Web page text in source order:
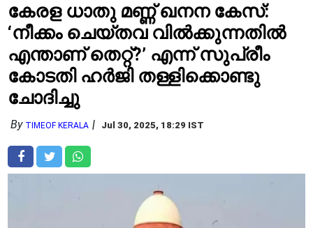
കേരള ധാതു മണ്ണ് ഖനന കേസ്:
‘നീക്കം ചെയ്തവ വിൽക്കുന്നതിൽ
എന്താണ് തെറ്റ്?’ എന്ന് സുപ്രീം
കോടതി ഹർജി തള്ളിക്കൊണ്ടു
ചോദിച്ചു
By TIMEOF KERALA Jul 30, 2025, 18:29 IST